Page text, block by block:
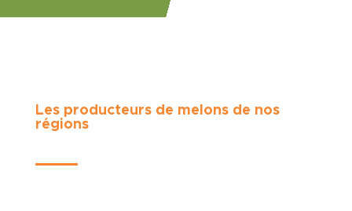
Les producteurs de melons de nos
régions